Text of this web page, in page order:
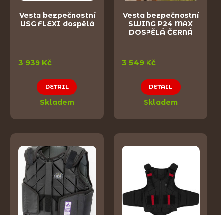
Vesta bezpečnostní
USG FLEXI dospělá
3 939 Kč
DETAIL
Skladem
Vesta bezpečnostní
SWING P24 MAX
DOSPĚLÁ ČERNÁ
3 549 Kč
DETAIL
Skladem